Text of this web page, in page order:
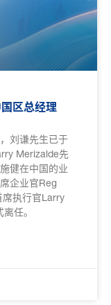
区总经理
刘谦先生已于
Merizalde先
健在中国的业
企业官Reg
席执行官Larry
任。